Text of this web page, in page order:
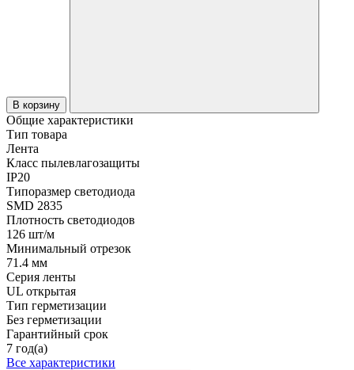
В корзину
Общие характеристики
Тип товара
Лента
Класс пылевлагозащиты
IP20
Типоразмер светодиода
SMD 2835
Плотность светодиодов
126 шт/м
Минимальный отрезок
71.4 мм
Серия ленты
UL открытая
Тип герметизации
Без герметизации
Гарантийный срок
7 год(а)
Все характеристики